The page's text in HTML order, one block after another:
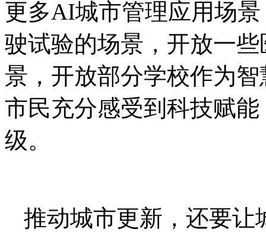
更多AI城市管理应用场
驶试验的场景，开放一
景，开放部分学校作为
市民充分感受到科技赋
级。
推动城市更新，还要让